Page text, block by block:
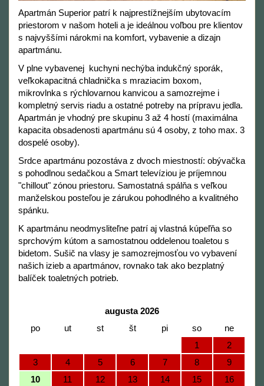
Apartmán Superior patrí k najprestížnejším ubytovacím
priestorom v našom hoteli a je ideálnou voľbou pre klientov
s najvyššími nárokmi na komfort, vybavenie a dizajn
apartmánu.
V plne vybavenej kuchyni nechýba indukčný sporák,
veľkokapacitná chladnička s mraziacim boxom,
mikrovlnka s rýchlovarnou kanvicou a samozrejme i
kompletný servis riadu a ostatné potreby na prípravu jedla.
Apartmán je vhodný pre skupinu 3 až 4 hostí (maximálna
kapacita obsadenosti apartmánu sú 4 osoby, z toho max. 3
dospelé osoby).
Srdce apartmánu pozostáva z dvoch miestností: obývačka
s pohodlnou sedačkou a Smart televíziou je príjemnou
"chillout" zónou priestoru. Samostatná spálňa s veľkou
manželskou posteľou je zárukou pohodlného a kvalitného
spánku.
K apartmánu neodmysliteľne patrí aj vlastná kúpeľňa so
sprchovým kútom a samostatnou oddelenou toaletou s
bidetom. Sušič na vlasy je samozrejmosťou vo vybavení
našich izieb a apartmánov, rovnako tak ako bezplatný
balíček toaletných potrieb.
augusta 2026
po
ut st št pi so
ne
1
2
3
4 5 6 7 8
9
10
11 12 13 14 15
16